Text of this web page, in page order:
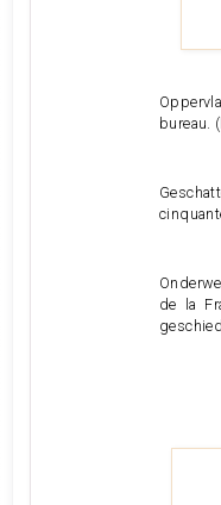
bureau.
de la